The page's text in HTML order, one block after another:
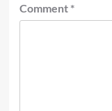
Comment *